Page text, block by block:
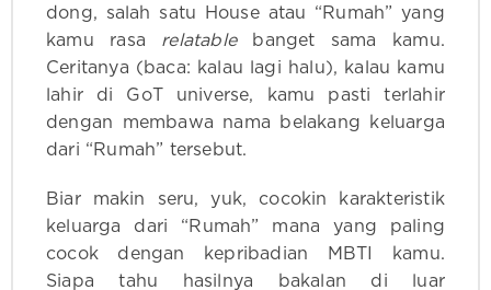
dong, salah satu House atau “Rumah” yang
kamu rasa relatablebanget sama kamu.
Ceritanya (baca: kalau lagi halu), kalau kamu
lahir di GoT universe, kamu pasti terlahir
dengan membawa nama belakang keluarga
dari “Rumah” tersebut.
Biar makin seru, yuk, cocokin karakteristik
keluarga dari “Rumah” mana yang paling
cocok dengan kepribadian MBTI kamu.
Siapa tahu hasilnya bakalan di luar